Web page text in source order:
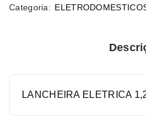
Categoria:
LANCHEIRA ELETRICA